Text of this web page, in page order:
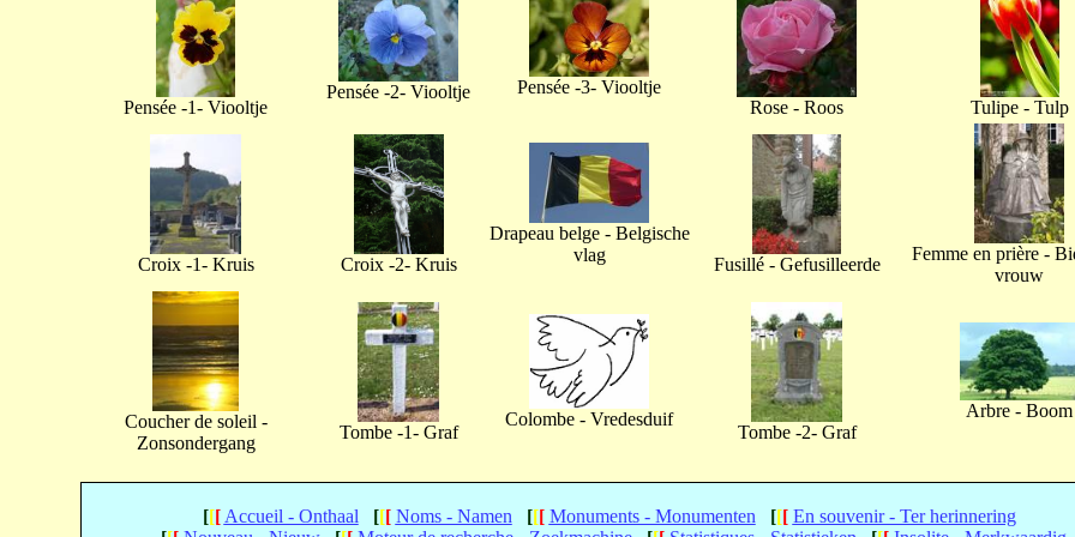
Pensée -1- Viooltje
Pensée -2- Viooltje
Pensée -3- Viooltje
Rose - Roos
Tulipe - Tulp
Croix -1- Kruis Croix -2- Kruis
Drapeau belge - Belgische
vlag
Fusillé - Gefusilleerde
Femme en prière -
vrouw
Coucher de soleil -
Zonsondergang
Tombe -1- Graf
Colombe - Vredesduif
Tombe -2- Graf
Arbre - Boom
[[[ Accueil - Onthaal [[[ Noms - Namen [[[ Monuments - Monumenten [[[ En souvenir - Ter herinnering